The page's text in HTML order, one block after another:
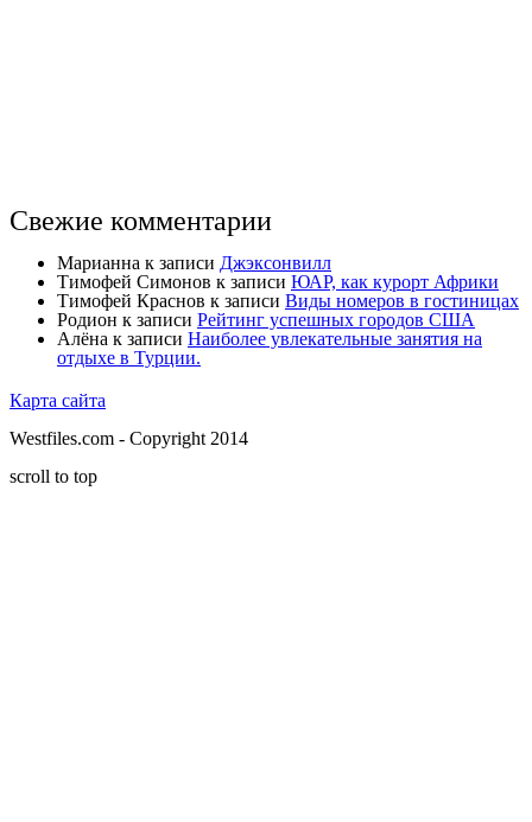
Свежие комментарии
Марианна к записи Джэксонвилл
Тимофей Симонов к записи ЮАР, как курорт Африки
Тимофей Краснов к записи Виды номеров в гостиницах
Родион к записи Рейтинг успешных городов США
Алёна к записи Наиболее увлекательные занятия на
отдыхе в Турции.
Карта сайта
Westfiles.com - Copyright 2014
scroll to top